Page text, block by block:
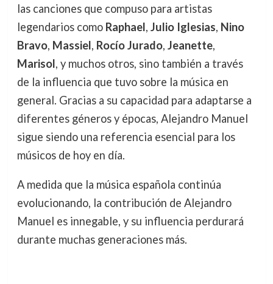
las canciones que compuso para artistas
legendarios como Raphael, Julio Iglesias, Nino
Bravo, Massiel, Rocío Jurado, Jeanette,
Marisol, y muchos otros, sino también a través
de la influencia que tuvo sobre la música en
general. Gracias a su capacidad para adaptarse a
diferentes géneros y épocas, Alejandro Manuel
sigue siendo una referencia esencial para los
músicos de hoy en día.
A medida que la música española continúa
evolucionando, la contribución de Alejandro
Manuel es innegable, y su influencia perdurará
durante muchas generaciones más.